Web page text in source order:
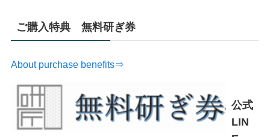
ご購入特典 無料研ぎ券
About purchase benefits⇒
公式
LIN